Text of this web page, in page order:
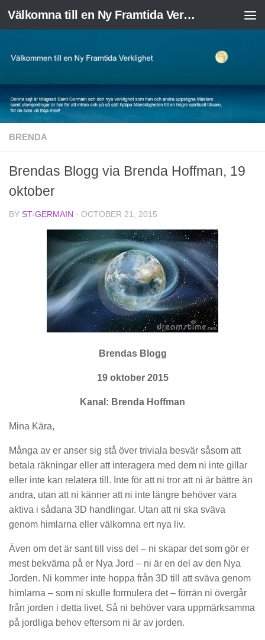
Skip to content Välkomna till en Ny Framtida Verklighet
BRENDA
Brendas Blogg via Brenda Hoffman, 19
oktober
BY ST-GERMAIN · OCTOBER 21, 2015
Brendas Blogg
19 oktober 2015
Kanal: Brenda Hoffman
Mina Kära,
Många av er anser sig stå över triviala besvär såsom att
betala räkningar eller att interagera med dem ni inte gillar
eller inte kan relatera till. Inte för att ni tror att ni är bättre än
andra, utan att ni känner att ni inte längre behöver vara
aktiva i sådana 3D handlingar. Utan att ni ska sväva
genom himlarna eller välkomna ert nya liv.
Även om det är sant till viss del – ni skapar det som gör er
mest bekväma på er Nya Jord – ni är en del av den Nya
Jorden. Ni kommer inte hoppa från 3D till att sväva genom
himlarna – som ni skulle formulera det – förrän ni övergår
från jorden i detta livet. Så ni behöver vara uppmärksamma
på jordliga behov eftersom ni är av jorden.